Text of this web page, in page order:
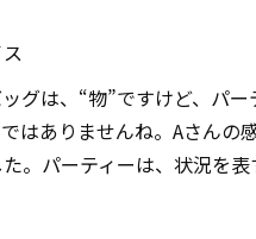
グは、“物”ですけど、パ
はありませんね。 Aさんの
。パーティーは、状況を